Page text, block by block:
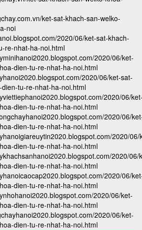
ket-sat-khach-san-welko-
noi
2020/06/ket-sat-khach-
re-nhat-ha-noi.html
2020/06/ket-
dien-tu-re-nhat-ha-noi.html
2020/06/ket-sat-
tu-re-nhat-ha-noi.html
2020/06/
dien-tu-re-nhat-ha-noi.html
2020/06/
dien-tu-re-nhat-ha-noi.html
2020/06/
dien-tu-re-nhat-ha-noi.html
2020/06/
dien-tu-re-nhat-ha-noi.html
2020/06/
dien-tu-re-nhat-ha-noi.html
2020/06/ket-
dien-tu-re-nhat-ha-noi.html
2020/06/ket-
dien-tu-re-nhat-ha-noi.html